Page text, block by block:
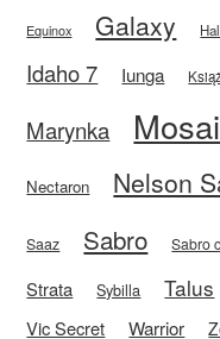
Equinox Galaxy
Idaho 7 Iunga
Marynka
Nectaron Nelson
Saaz Sabro Sabro
Strata Sybilla Talus
Vic Secret Warrior